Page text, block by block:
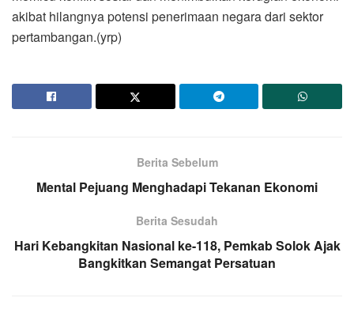
akibat hilangnya potensi penerimaan negara dari sektor
pertambangan.(yrp)
Berita Sebelum
Mental Pejuang Menghadapi Tekanan Ekonomi
Berita Sesudah
Hari Kebangkitan Nasional ke-118, Pemkab Solok Ajak
Bangkitkan Semangat Persatuan